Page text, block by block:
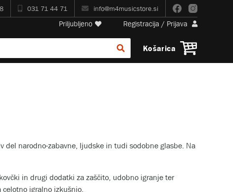
031 71 44 71 info@m4musicstore.si
Priljubljeno Registracija / Prijava
Košarica
narodno-zabavne, ljudske in tudi sodobne glasbe. Na
in drugi dodatki za zaščito, udobno igranje ter
igralno izkušnjo.